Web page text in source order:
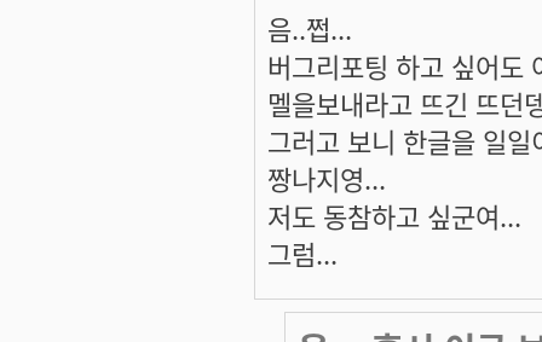
음..쩝...
버그리포팅 하고 싶어도
멜을보내라고 뜨긴 뜨던
그러고 보니 한글을 일
짱나지영...
저도 동참하고 싶군여...
그럼...